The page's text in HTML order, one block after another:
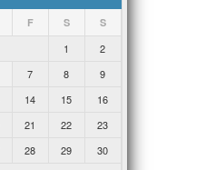
F S S
1
2
7 8
9
14 15
16
21 22
23
28 29
30